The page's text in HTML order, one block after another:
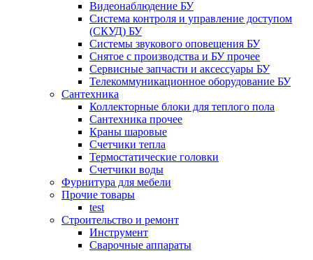
Видеонаблюдение БУ
Система контроля и управление доступом
(СКУД) БУ
Системы звукового оповещения БУ
Снятое с производства и БУ прочее
Сервисные запчасти и аксессуары БУ
Телекоммуникационное оборудование БУ
Сантехника
Коллекторные блоки для теплого пола
Сантехника прочее
Краны шаровые
Счетчики тепла
Термоcтатические головки
Счетчики воды
Фурнитура для мебели
Прочие товары
test
Строительство и ремонт
Инструмент
Сварочные аппараты